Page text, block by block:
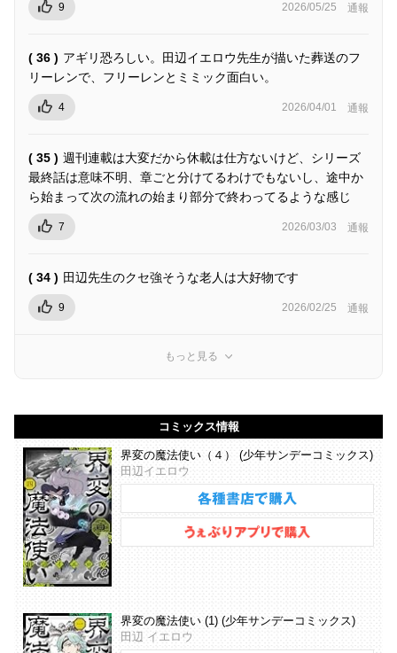
9 2026/05/25 通報
( 36 ) アギリ恐ろしい。田辺イエロウ先生が描いた葬送のフ
リーレンで、フリーレンとミミック面白い。
4 2026/04/01 通報
( 35 ) 週刊連載は大変だから休載は仕方ないけど、シリーズ
最終話は意味不明、章ごと分けてるわけでもないし、途中か
ら始まって次の流れの始まり部分で終わってるような感じ
7 2026/03/03 通報
( 34 ) 田辺先生のクセ強そうな老人は大好物です
9 2026/02/25 通報
もっと見る
コミックス情報
界変の魔法使い（４） (少年サンデーコミックス)
田辺イエロウ
界変の魔法使い (1) (少年サンデーコミックス)
田辺 イエロウ